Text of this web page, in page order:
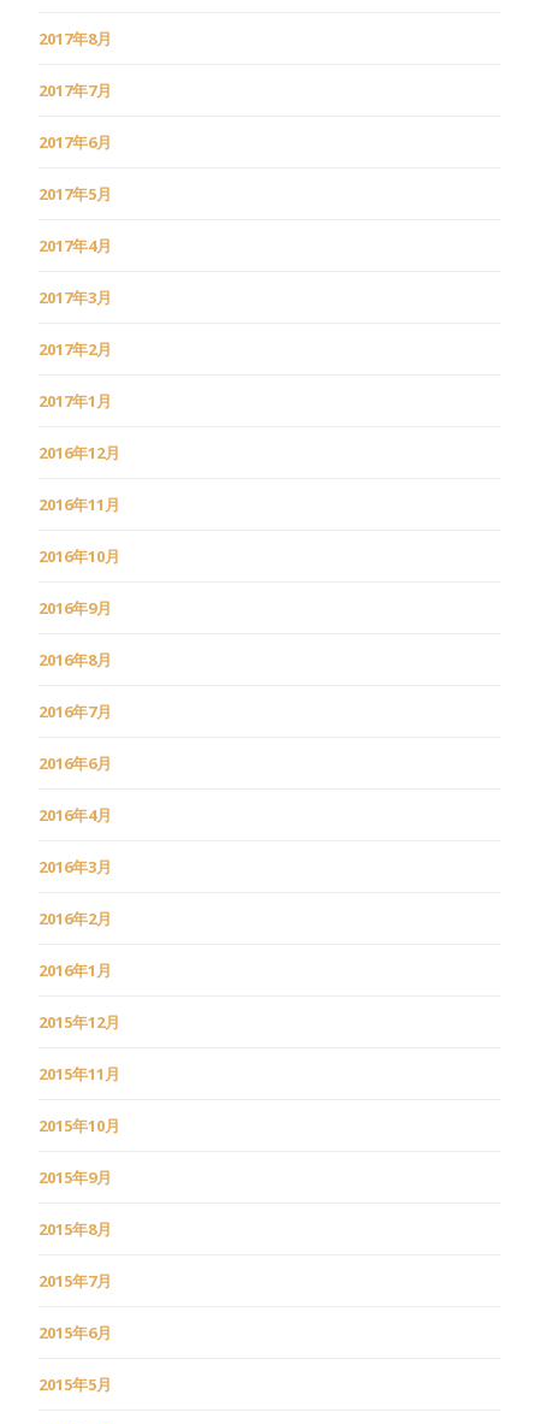
2017年8月
2017年7月
2017年6月
2017年5月
2017年4月
2017年3月
2017年2月
2017年1月
2016年12月
2016年11月
2016年10月
2016年9月
2016年8月
2016年7月
2016年6月
2016年4月
2016年3月
2016年2月
2016年1月
2015年12月
2015年11月
2015年10月
2015年9月
2015年8月
2015年7月
2015年6月
2015年5月